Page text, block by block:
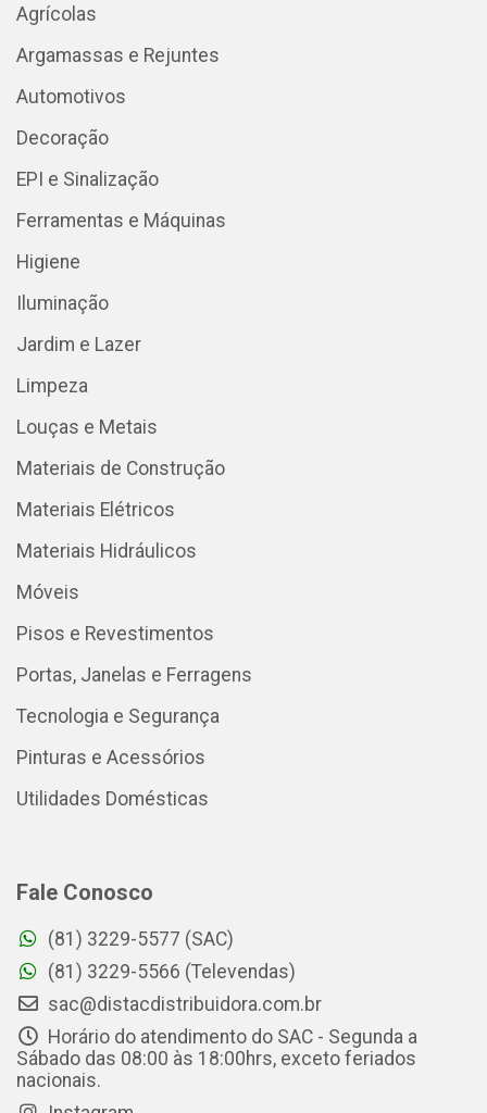
Agrícolas
Argamassas e Rejuntes
Automotivos
Decoração
EPI e Sinalização
Ferramentas e Máquinas
Higiene
Iluminação
Jardim e Lazer
Limpeza
Louças e Metais
Materiais de Construção
Materiais Elétricos
Materiais Hidráulicos
Móveis
Pisos e Revestimentos
Portas, Janelas e Ferragens
Tecnologia e Segurança
Pinturas e Acessórios
Utilidades Domésticas
Fale Conosco
(81) 3229-5577 (SAC)
(81) 3229-5566 (Televendas)
sac@distacdistribuidora.com.br
Horário do atendimento do SAC - Segunda a
Sábado das 08:00 às 18:00hrs, exceto feriados
nacionais.